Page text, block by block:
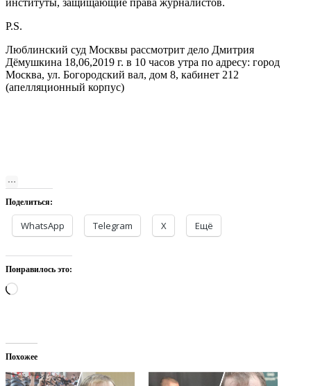
P.S.
Люблинский суд Москвы рассмотрит дело Дмитрия
Дёмушкина 18,06,2019 г. в 10 часов утра по адресу: город
Москва, ул. Богородский вал, дом 8, кабинет 212
(апелляционный корпус)
Поделиться:
WhatsApp Telegram X Ещё
Понравилось это:
Загрузка…
Похожее